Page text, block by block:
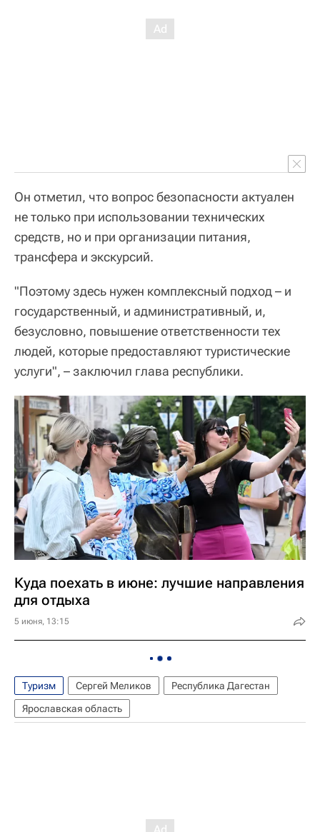
Он отметил, что вопрос безопасности актуален
не только при использовании технических
средств, но и при организации питания,
трансфера и экскурсий.
"Поэтому здесь нужен комплексный подход – и
государственный, и административный, и,
безусловно, повышение ответственности тех
людей, которые предоставляют туристические
услуги", – заключил глава республики.
Куда поехать в июне: лучшие направления
для отдыха
5 июня, 13:15
Туризм Сергей Меликов
Республика Дагестан
Ярославская область